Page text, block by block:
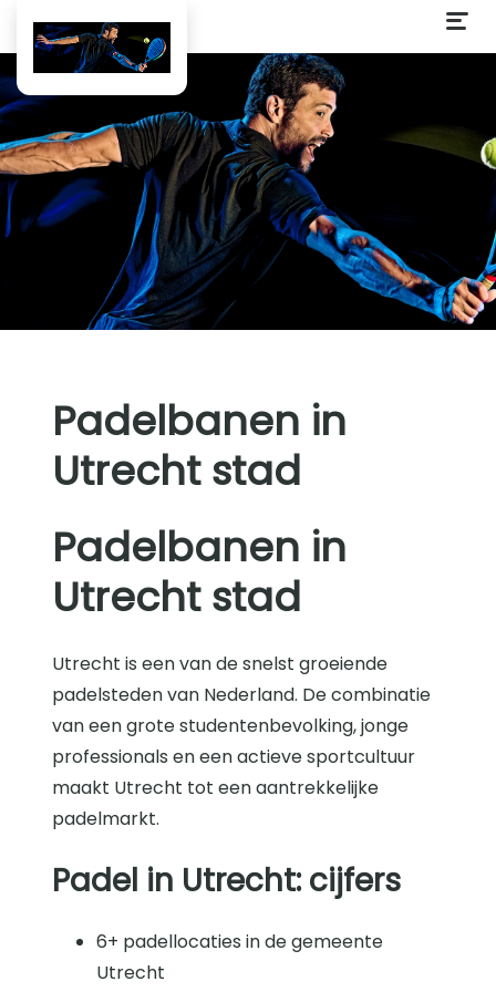
Padelbanen in
Utrecht stad
Padelbanen in
Utrecht stad
Utrecht is een van de snelst groeiende
padelsteden van Nederland. De combinatie
van een grote studentenbevolking, jonge
professionals en een actieve sportcultuur
maakt Utrecht tot een aantrekkelijke
padelmarkt.
Padel in Utrecht: cijfers
6+ padellocaties in de gemeente
Utrecht